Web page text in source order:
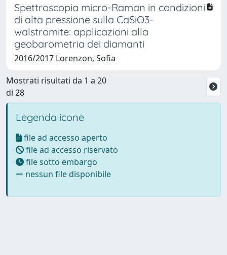
Spettroscopia micro-Raman in condizioni
di alta pressione sulla CaSiO3-
walstromite: applicazioni alla
geobarometria dei diamanti
2016/2017 Lorenzon, Sofia
Mostrati risultati da 1 a 20
di 28
Legenda icone
file ad accesso aperto
file ad accesso riservato
file sotto embargo
nessun file disponibile